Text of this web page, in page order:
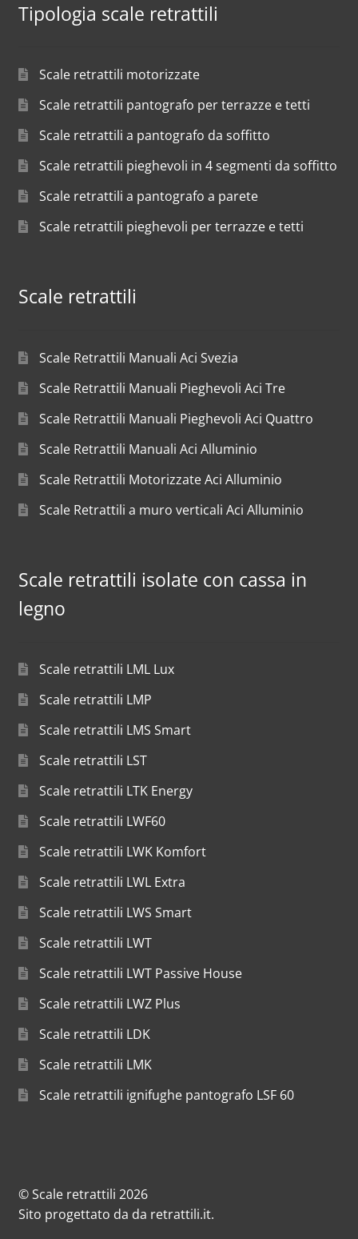
Tipologia scale retrattili
Scale retrattili motorizzate
Scale retrattili pantografo per terrazze e tetti
Scale retrattili a pantografo da soffitto
Scale retrattili pieghevoli in 4 segmenti da soffitto
Scale retrattili a pantografo a parete
Scale retrattili pieghevoli per terrazze e tetti
Scale retrattili
Scale Retrattili Manuali Aci Svezia
Scale Retrattili Manuali Pieghevoli Aci Tre
Scale Retrattili Manuali Pieghevoli Aci Quattro
Scale Retrattili Manuali Aci Alluminio
Scale Retrattili Motorizzate Aci Alluminio
Scale Retrattili a muro verticali Aci Alluminio
Scale retrattili isolate con cassa in
legno
Scale retrattili LML Lux
Scale retrattili LMP
Scale retrattili LMS Smart
Scale retrattili LST
Scale retrattili LTK Energy
Scale retrattili LWF60
Scale retrattili LWK Komfort
Scale retrattili LWL Extra
Scale retrattili LWS Smart
Scale retrattili LWT
Scale retrattili LWT Passive House
Scale retrattili LWZ Plus
Scale retrattili LDK
Scale retrattili LMK
Scale retrattili ignifughe pantografo LSF 60
© Scale retrattili 2026
Sito progettato da da retrattili.it.